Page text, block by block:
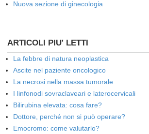
Nuova sezione di ginecologia
ARTICOLI PIU' LETTI
La febbre di natura neoplastica
Ascite nel paziente oncologico
La necrosi nella massa tumorale
I linfonodi sovraclaveari e laterocervicali
Bilirubina elevata: cosa fare?
Dottore, perché non si può operare?
Emocromo: come valutarlo?